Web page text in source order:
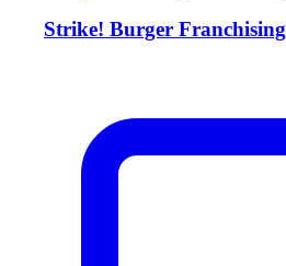
Strike! Burger Franchising